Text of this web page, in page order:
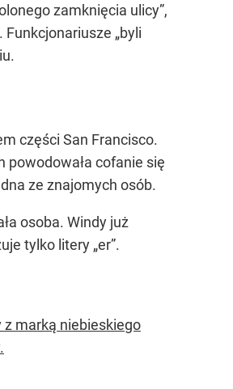
zamknięcia ulicy”,
„byli
części San Francisco.
powodowała cofanie się
ze znajomych osób.
osoba. Windy już
tylko litery „er”.
z marką niebieskiego